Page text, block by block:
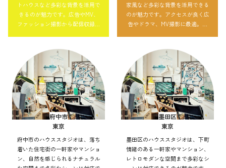
トハウスなど多彩な背景を活用で
きるのが魅力です。広告やMV、
ファッション撮影から配信収録ま
ス性の良さも強みです。
家風など多彩な背景を活用できる
のが魅力です。アクセスが良く広
告やドラマ、MV撮影に最適。自
模撮影にも対応できます。
府中市
東京
府中市のハウススタジオは、落ち
着いた住宅街の一軒家やマンショ
ン、自然を感じられるナチュラル
墨田区
東京
墨田区のハウススタジオは、下町
情緒のある一軒家やマンション、
レトロモダンな空間まで多彩なシ